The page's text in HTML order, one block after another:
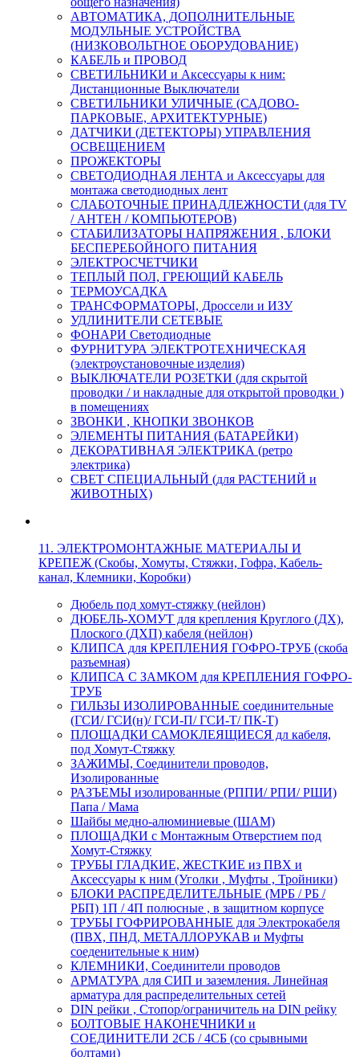
АВТОМАТИКА, ДОПОЛНИТЕЛЬНЫЕ
МОДУЛЬНЫЕ УСТРОЙСТВА
(НИЗКОВОЛЬТНОЕ ОБОРУДОВАНИЕ)
КАБЕЛЬ и ПРОВОД
СВЕТИЛЬНИКИ и Аксессуары к ним:
Дистанционные Выключатели
СВЕТИЛЬНИКИ УЛИЧНЫЕ (САДОВО-
ПАРКОВЫЕ, АРХИТЕКТУРНЫЕ)
ДАТЧИКИ (ДЕТЕКТОРЫ) УПРАВЛЕНИЯ
ОСВЕЩЕНИЕМ
ПРОЖЕКТОРЫ
СВЕТОДИОДНАЯ ЛЕНТА и Аксессуары для
монтажа светодиодных лент
СЛАБОТОЧНЫЕ ПРИНАДЛЕЖНОСТИ (для TV
/ АНТЕН / КОМПЬЮТЕРОВ)
СТАБИЛИЗАТОРЫ НАПРЯЖЕНИЯ , БЛОКИ
БЕСПЕРЕБОЙНОГО ПИТАНИЯ
ЭЛЕКТРОСЧЕТЧИКИ
ТЕПЛЫЙ ПОЛ, ГРЕЮЩИЙ КАБЕЛЬ
ТЕРМОУСАДКА
ТРАНСФОРМАТОРЫ, Дроссели и ИЗУ
УДЛИНИТЕЛИ СЕТЕВЫЕ
ФОНАРИ Светодиодные
ФУРНИТУРА ЭЛЕКТРОТЕХНИЧЕСКАЯ
(электроустановочные изделия)
ВЫКЛЮЧАТЕЛИ РОЗЕТКИ (для скрытой
проводки / и накладные для открытой проводки )
в помещениях
ЗВОНКИ , КНОПКИ ЗВОНКОВ
ЭЛЕМЕНТЫ ПИТАНИЯ (БАТАРЕЙКИ)
ДЕКОРАТИВНАЯ ЭЛЕКТРИКА (ретро
электрика)
СВЕТ СПЕЦИАЛЬНЫЙ (для РАСТЕНИЙ и
ЖИВОТНЫХ)
11. ЭЛЕКТРОМОНТАЖНЫЕ МАТЕРИАЛЫ И
КРЕПЕЖ (Скобы, Хомуты, Стяжки, Гофра, Кабель-
канал, Клемники, Коробки)
Дюбель под хомут-стяжку (нейлон)
ДЮБЕЛЬ-ХОМУТ для крепления Круглого (ДХ),
Плоского (ДХП) кабеля (нейлон)
КЛИПСА для КРЕПЛЕНИЯ ГОФРО-ТРУБ (скоба
разъемная)
КЛИПСА С ЗАМКОМ для КРЕПЛЕНИЯ ГОФРО-
ТРУБ
ГИЛЬЗЫ ИЗОЛИРОВАННЫЕ соединительные
(ГСИ/ ГСИ(н)/ ГСИ-П/ ГСИ-Т/ ПК-Т)
ПЛОЩАДКИ САМОКЛЕЯЩИЕСЯ дл кабеля,
под Хомут-Стяжку
ЗАЖИМЫ, Соединители проводов,
Изолированные
РАЗЪЕМЫ изолированные (РППИ/ РПИ/ РШИ)
Папа / Мама
Шайбы медно-алюминиевые (ШАМ)
ПЛОЩАДКИ с Монтажным Отверстием под
Хомут-Стяжку
ТРУБЫ ГЛАДКИЕ, ЖЕСТКИЕ из ПВХ и
Аксессуары к ним (Уголки , Муфты , Тройники)
БЛОКИ РАСПРЕДЕЛИТЕЛЬНЫЕ (МРБ / РБ /
РБП) 1П / 4П полюсные , в защитном корпусе
ТРУБЫ ГОФРИРОВАННЫЕ для Электрокабеля
(ПВХ, ПНД, МЕТАЛЛОРУКАВ и Муфты
соеденительные к ним)
КЛЕМНИКИ, Соединители проводов
АРМАТУРА для СИП и заземления. Линейная
арматура для распределительных сетей
DIN рейки , Стопор/ограничитель на DIN рейку
БОЛТОВЫЕ НАКОНЕЧНИКИ и
СОЕДИНИТЕЛИ 2СБ / 4СБ (со срывными
болтами)